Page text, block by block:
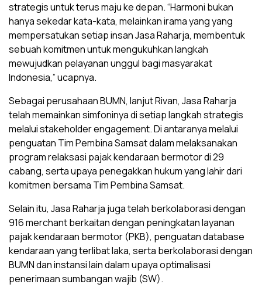
strategis untuk terus maju ke depan. “Harmoni bukan
hanya sekedar kata-kata, melainkan irama yang yang
mempersatukan setiap insan Jasa Raharja, membentuk
sebuah komitmen untuk mengukuhkan langkah
mewujudkan pelayanan unggul bagi masyarakat
Indonesia,” ucapnya.
Sebagai perusahaan BUMN, lanjut Rivan, Jasa Raharja
telah memainkan simfoninya di setiap langkah strategis
melalui stakeholder engagement. Di antaranya melalui
penguatan Tim Pembina Samsat dalam melaksanakan
program relaksasi pajak kendaraan bermotor di 29
cabang, serta upaya penegakkan hukum yang lahir dari
komitmen bersama Tim Pembina Samsat.
Selain itu, Jasa Raharja juga telah berkolaborasi dengan
916 merchant berkaitan dengan peningkatan layanan
pajak kendaraan bermotor (PKB), penguatan database
kendaraan yang terlibat laka, serta berkolaborasi dengan
BUMN dan instansi lain dalam upaya optimalisasi
penerimaan sumbangan wajib (SW).